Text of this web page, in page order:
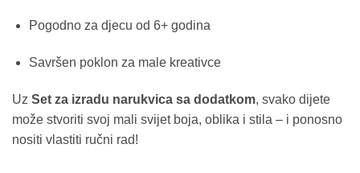
Pogodno za djecu od 6+ godina
Savršen poklon za male kreativce
Uz Set za izradu narukvica sa dodatkom, svako dijete
može stvoriti svoj mali svijet boja, oblika i stila – i ponosno
nositi vlastiti ručni rad!